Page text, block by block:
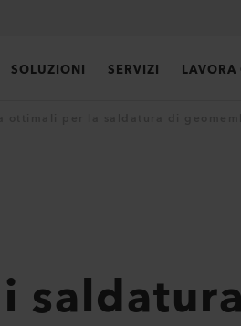
SOLUZIONI SERVIZI